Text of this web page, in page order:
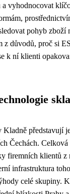
vyhodnocovat
pohyb zboží
z důvodů, proč si
k ní klienti
představují
Čechách. Celková
firemních klientů
infrastruktura
celé skupiny.